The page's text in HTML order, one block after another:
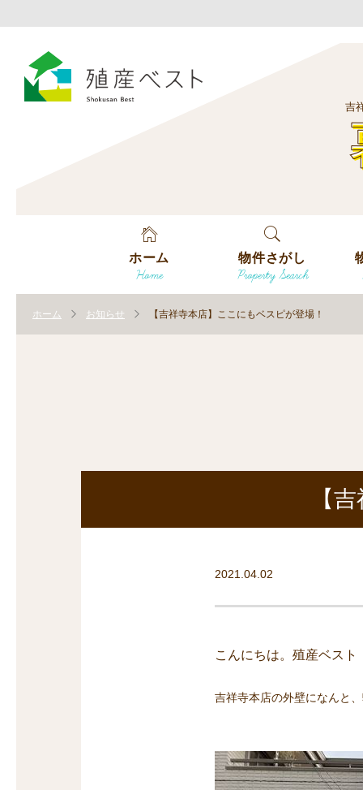
吉
ホーム
Home
物件さがし
Property Search
ホーム お知らせ 【吉祥寺本店】ここにもベスピが登場！
【
2021.04.02
こんにちは。殖産ベス
吉祥寺本店の外壁になんと、